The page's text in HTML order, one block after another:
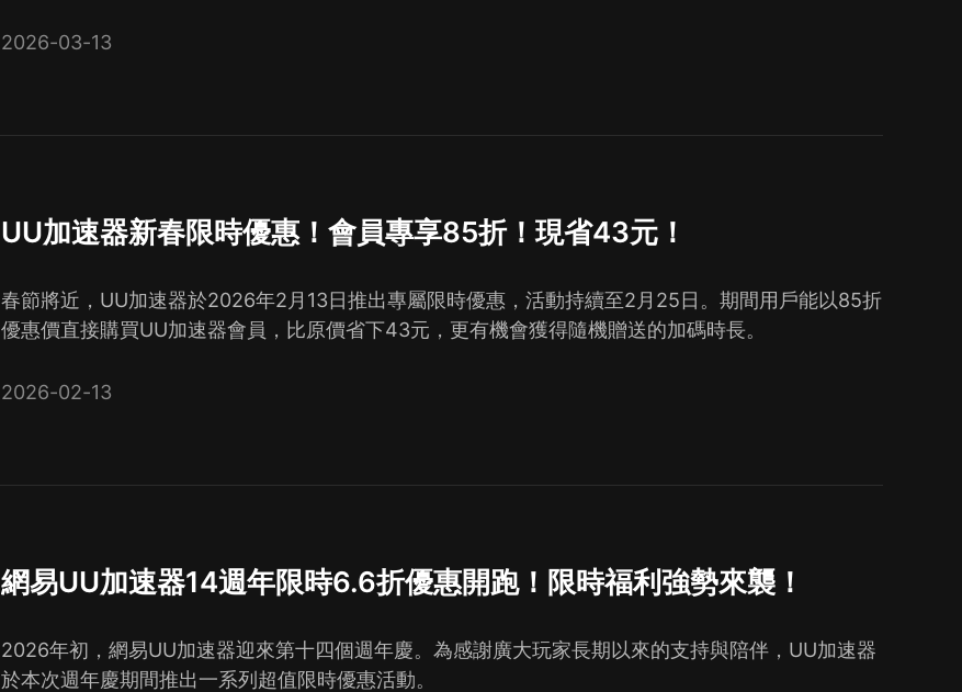
2026-03-13
UU加速器新春限時優惠！會員專享85折！現省43元！
春節將近，UU加速器於2026年2月13日推出專屬限時優惠，活動持續至2月25日。期間用戶能以85折
優惠價直接購買UU加速器會員，比原價省下43元，更有機會獲得隨機贈送的加碼時長。
2026-02-13
網易UU加速器14週年限時6.6折優惠開跑！限時福利強勢來襲！
2026年初，網易UU加速器迎來第十四個週年慶。為感謝廣大玩家長期以來的支持與陪伴，UU加速器
於本次週年慶期間推出一系列超值限時優惠活動。